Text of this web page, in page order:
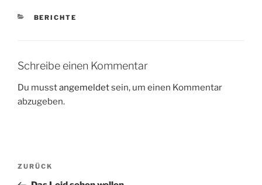
KATEGORIEN
BERICHTE
Schreibe einen Kommentar
Du musstangemeldetsein, um einen Kommentar
abzugeben.
Beitragsnavigation
Vorheriger
Beitrag
ZURÜCK